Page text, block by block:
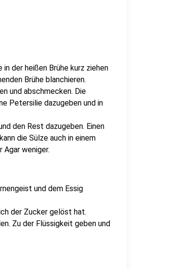
der heißen Brühe kurz ziehen
Brühe blanchieren.
und abschmecken. Die
Petersilie dazugeben und in
den Rest dazugeben. Einen
die Sülze auch in einem
Agar weniger.
und dem Essig
der Zucker gelöst hat.
Zu der Flüssigkeit geben und